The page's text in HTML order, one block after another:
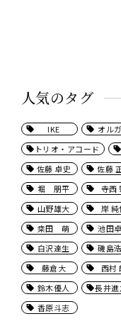
人気のタグ
IKE オル
トリオ・アコード
佐藤 卓史
佐藤
堀 朋平
寺西
山野雄大
岸 純
桒田 萌
池田
白沢達生
磯島
藤倉大
西村
鈴木優人
長井
香原斗志